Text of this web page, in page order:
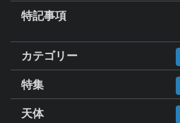
特記事項
カテゴリー
特集
天体